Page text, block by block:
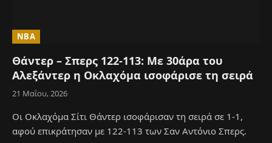
NBA
Θάντερ – Σπερς 122-113: Με 30άρα του
Αλεξάντερ η Οκλαχόμα ισοφάρισε τη σειρά
21 Μαΐου, 2026
Οι Οκλαχόμα Σίτι Θάντερ ισοφάρισαν τη σειρά σε 1-1,
αφού επικράτησαν με 122-113 των Σαν Αντόνιο Σπερς.